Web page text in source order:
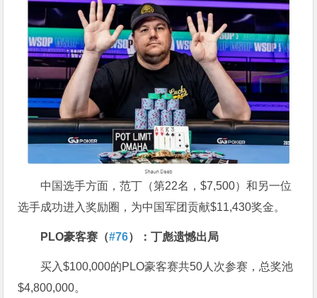
中国选手方面，范丁（第22名，$7,500）和另一位
选手成功进入奖励圈，为中国军团贡献$11,430奖金。
PLO豪客赛（#76）：丁彪遗憾出局
买入$100,000的PLO豪客赛共50人次参赛，总奖池
$4,800,000。